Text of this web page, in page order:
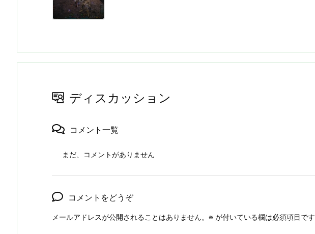
ディスカッション
コメント一覧
まだ、コメントがありません
コメントをどうぞ
メールアドレスが公開されることはありません。 ※ が付いている欄は必須項目です